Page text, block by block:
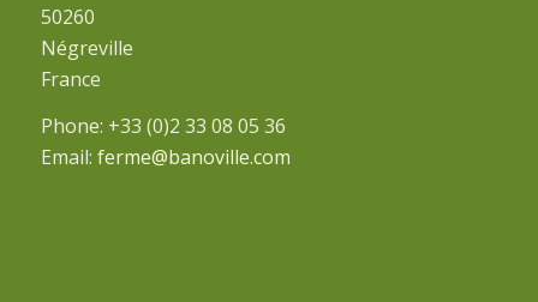
50260
Négreville
France
Phone: +33 (0)2 33 08 05 36
Email: ferme@banoville.com